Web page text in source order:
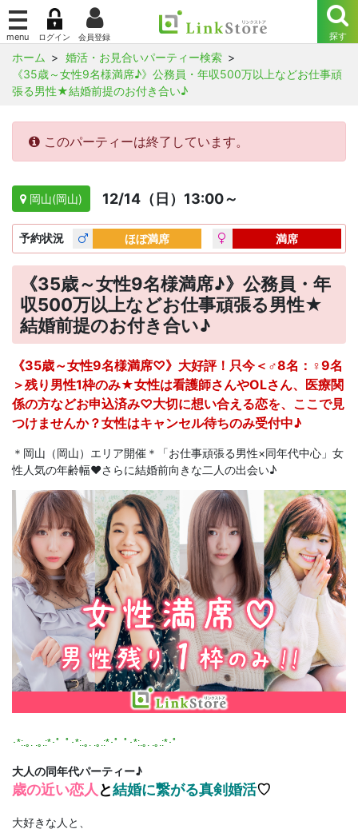
ホーム
婚活・お見合いパーティー検索
《35歳～女性9名様満席♪》公務員・年収500万以上などお仕事頑
張る男性★結婚前提のお付き合い♪
このパーティーは終了しています。
岡山(岡山) 12/14（日）13:00～
予約状況 ほぼ満席 満席
《35歳～女性9名様満席♪》公務員・年
収500万以上などお仕事頑張る男性★
結婚前提のお付き合い♪
《35歳～女性9名様満席♡》大好評！只今＜♂8名：♀9名
＞残り男性1枠のみ★女性は看護師さんやOLさん、医療関
係の方などお申込済み♡大切に想い合える恋を、ここで見
つけませんか？女性はキャンセル待ちのみ受付中♪
＊岡山（岡山）エリア開催＊「お仕事頑張る男性×同年代中心」女
性人気の年齢幅♥さらに結婚前向きな二人の出会い♪
･*:.｡. .｡.:*･゜ﾟ･*:.｡. .｡.:*･゜ﾟ･*:.｡. .｡.:*･゜
大人の同年代パーティー♪
歳の近い恋人 と結婚に繋がる真剣婚活♡
大好きな人と、